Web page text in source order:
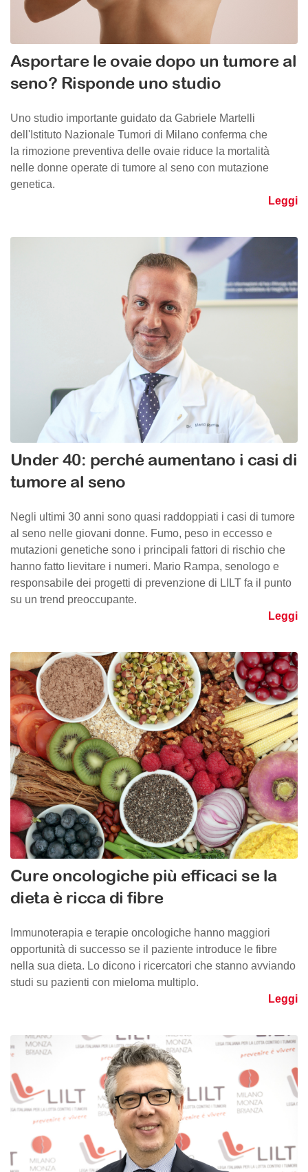
Asportare le ovaie dopo un tumore al
seno? Risponde uno studio
Uno studio importante guidato da Gabriele Martelli
dell'Istituto Nazionale Tumori di Milano conferma che
la rimozione preventiva delle ovaie riduce la mortalità
nelle donne operate di tumore al seno con mutazione
genetica.
Leggi
Under 40: perché aumentano i casi di
tumore al seno
Negli ultimi 30 anni sono quasi raddoppiati i casi di tumore
al seno nelle giovani donne. Fumo, peso in eccesso e
mutazioni genetiche sono i principali fattori di rischio che
hanno fatto lievitare i numeri. Mario Rampa, senologo e
responsabile dei progetti di prevenzione di LILT fa il punto
su un trend preoccupante.
Leggi
Cure oncologiche più efficaci se la
dieta è ricca di fibre
Immunoterapia e terapie oncologiche hanno maggiori
opportunità di successo se il paziente introduce le fibre
nella sua dieta. Lo dicono i ricercatori che stanno avviando
studi su pazienti con mieloma multiplo.
Leggi